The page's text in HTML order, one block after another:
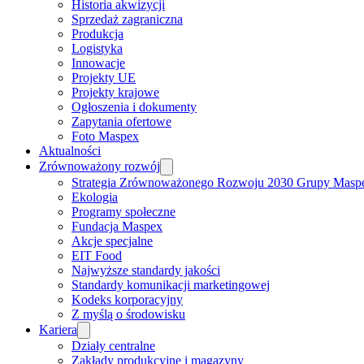
Historia akwizycji
Sprzedaż zagraniczna
Produkcja
Logistyka
Innowacje
Projekty UE
Projekty krajowe
Ogłoszenia i dokumenty
Zapytania ofertowe
Foto Maspex
Aktualności
Zrównoważony rozwój
Strategia Zrównoważonego Rozwoju 2030 Grupy
Ekologia
Programy społeczne
Fundacja Maspex
Akcje specjalne
EIT Food
Najwyższe standardy jakości
Standardy komunikacji marketingowej
Kodeks korporacyjny
Z myślą o środowisku
Kariera
Działy centralne
Zakłady produkcyjne i magazyny